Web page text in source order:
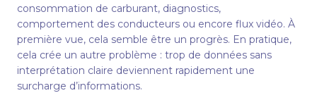
consommation de carburant, diagnostics,
comportement des conducteurs ou encore flux vidéo. À
première vue, cela semble être un progrès. En pratique,
cela crée un autre problème : trop de données sans
interprétation claire deviennent rapidement une
surcharge d’informations.